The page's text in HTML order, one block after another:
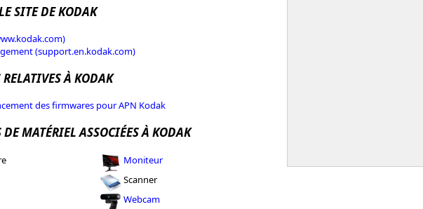
SITE DE KODAK
(support.en.kodak.com)
À KODAK
des firmwares pour APN Kodak
DE MATÉRIEL ASSOCIÉES À KODAK
Moniteur
Scanner
Webcam